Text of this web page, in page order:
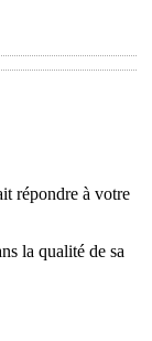
répondre à votre
la qualité de sa